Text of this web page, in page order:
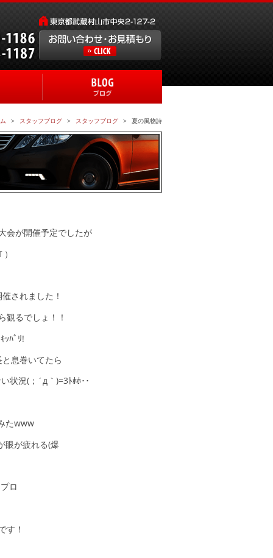
スタッフブログ スタッフブログ 夏の風物詩
会が開催予定でしたが
されました！
観るでしょ！！
ｯﾊﾟﾘ!
息巻いてたら
状況(；´д｀)=3ﾄﾎﾎ･･
たwww
眼が疲れる(爆
ロ
す！